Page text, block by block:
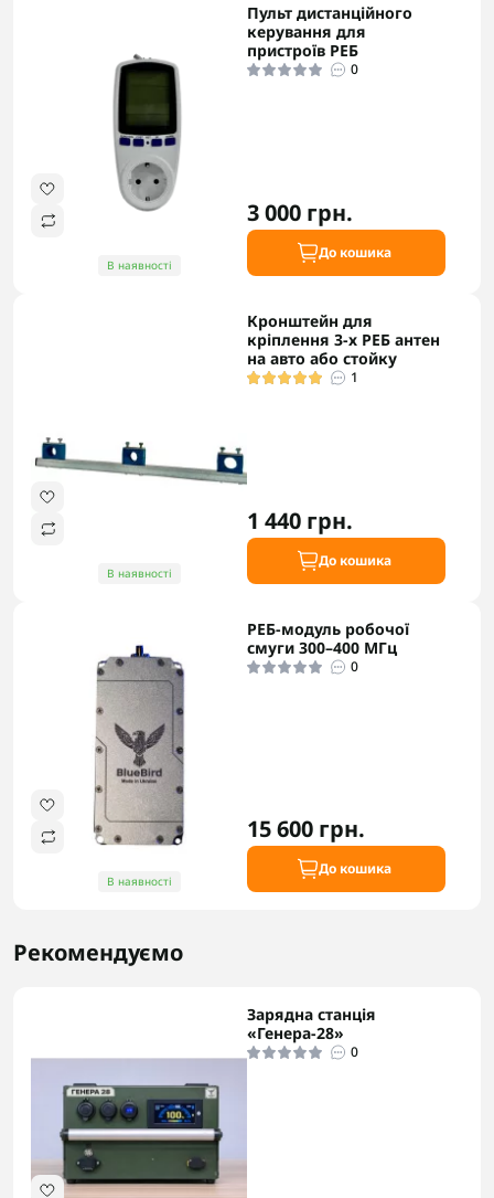
В наявності
Пульт дистанційного
керування для
пристроїв РЕБ
0
3 000 грн.
До кошика
В наявності
Кронштейн для
кріплення 3-х РЕБ антен
на авто або стойку
1
1 440 грн.
До кошика
В наявності
РЕБ-модуль робочої
смуги 300–400 МГц
0
15 600 грн.
До кошика
Рекомендуємо
Зарядна станція
«Генера-28»
0